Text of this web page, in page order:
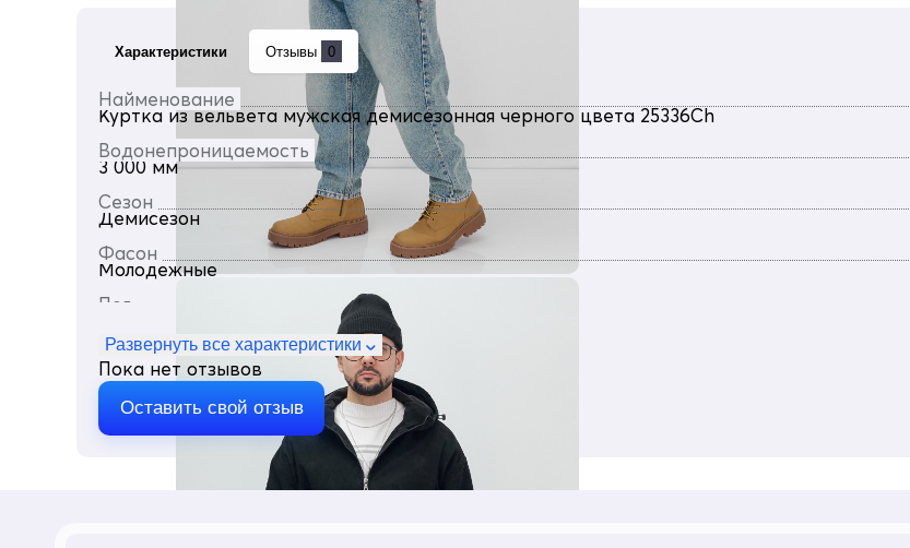
Характеристики Отзывы 0
Найменование
Куртка из вельвета мужская демисезонная черного цвета 25336Ch
Водонепроницаемость
3 000 мм
Сезон
Демисезон
Фасон
Молодежные
Пол
Цвет
Черный
Материал
Вельвет, Хлопок, Полиэстер, Текстиль
Развернуть все характеристики
Пока нет отзывов
Оставить свой отзыв